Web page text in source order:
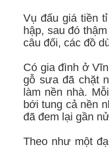
Vụ đấu giá tiền
hập, sau đó
câu đối, các đồ
Có gia đình ở
gỗ sưa đã chặt
làm nền nhà.
bới tung cả nền
đã đem lại gần
Theo như một